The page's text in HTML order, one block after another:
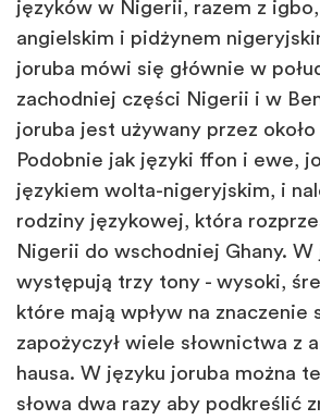
języków w Nigerii, razem z igbo,
angielskim i pidżynem
joruba mówi się głównie w
zachodniej części Nigerii i w
joruba jest używany przez około
Podobnie jak języki ffon i ewe,
językiem wolta-nigeryjskim, i
rodziny językowej, która
Nigerii do wschodniej Ghany. W
występują trzy tony - wysoki,
które mają wpływ na znaczenie
zapożyczył wiele słownictwa z
hausa. W języku joruba można
słowa dwa razy aby podkreślić